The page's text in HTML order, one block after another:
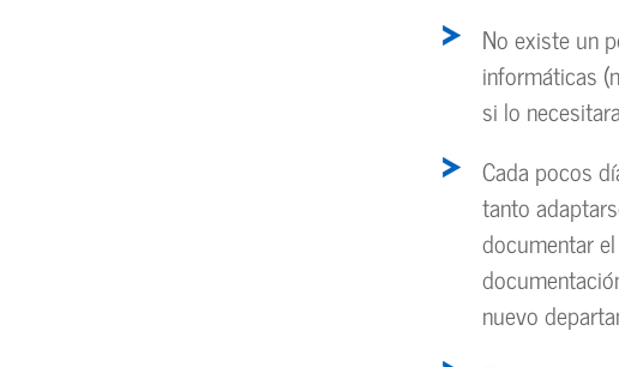
No existe un
informáticas
si lo
Cada pocos
tanto
documentar
nuevo